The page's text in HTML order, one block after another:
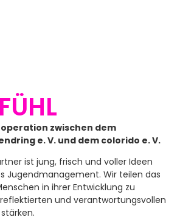
zwischen dem
e. V. und dem colorido e. V.
ist jung, frisch und voller Ideen
Jugendmanagement. Wir teilen das
in ihrer Entwicklung zu
und verantwortungsvollen